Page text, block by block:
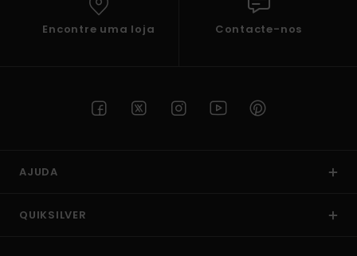
Encontre uma loja Contacte-nos
AJUDA
QUIKSILVER